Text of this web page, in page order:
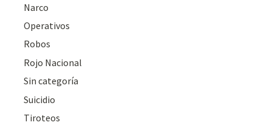
Narco
Operativos
Robos
Rojo Nacional
Sin categoría
Suicidio
Tiroteos